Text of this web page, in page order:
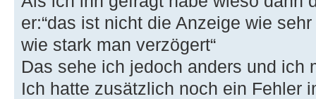
er:“das ist nicht die Anzeige wie
wie stark man verzögert“
Das sehe ich jedoch anders und ich
Ich hatte zusätzlich noch ein Fehler